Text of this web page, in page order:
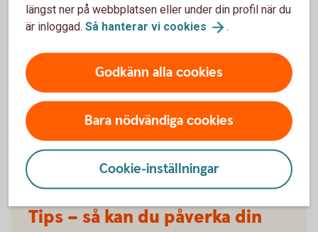
Madelén Falkenhäll
Ekonom för Finansiell hälsa
Tips – så kan du påverka din
längst ner på webbplatsen eller under din profil när du
är inloggad. Så hanterar vi cookies .
Godkänn alla cookies
Bara nödvändiga cookies
Cookie-inställningar